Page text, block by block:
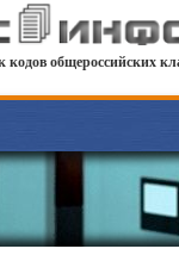
кодов общероссийских